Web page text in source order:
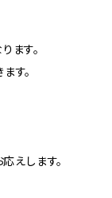
ます。
す。
えします。